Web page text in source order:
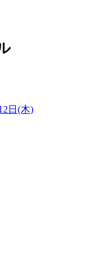
日(木)